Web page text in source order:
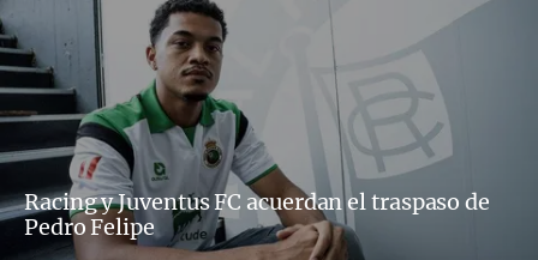
Racing y Juventus FC acuerdan el traspaso de
Pedro Felipe